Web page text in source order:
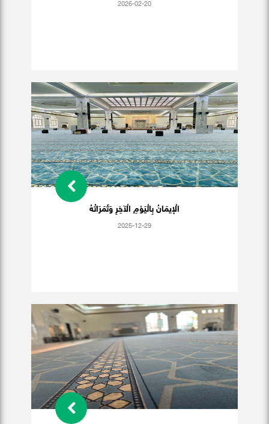
2026-02-20
الْإيمَانُ بِالْيَوْمِ الْآخِرِ وَثَمَرَاتُهُ
2025-12-29